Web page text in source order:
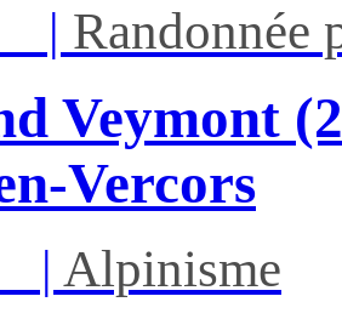
| Randonnée
Veymont
Vercors
| Alpinisme